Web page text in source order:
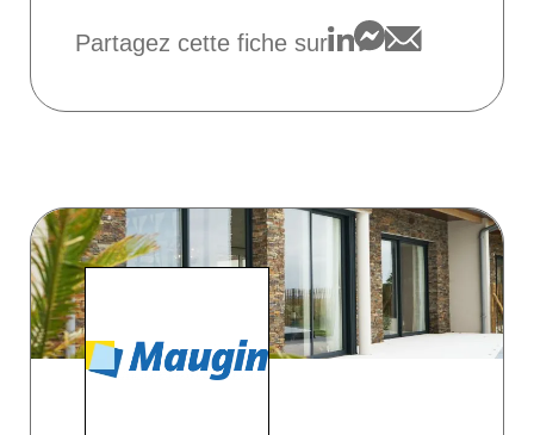
Partagez cette fiche sur